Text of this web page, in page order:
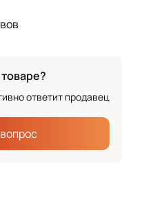
ответит продавец